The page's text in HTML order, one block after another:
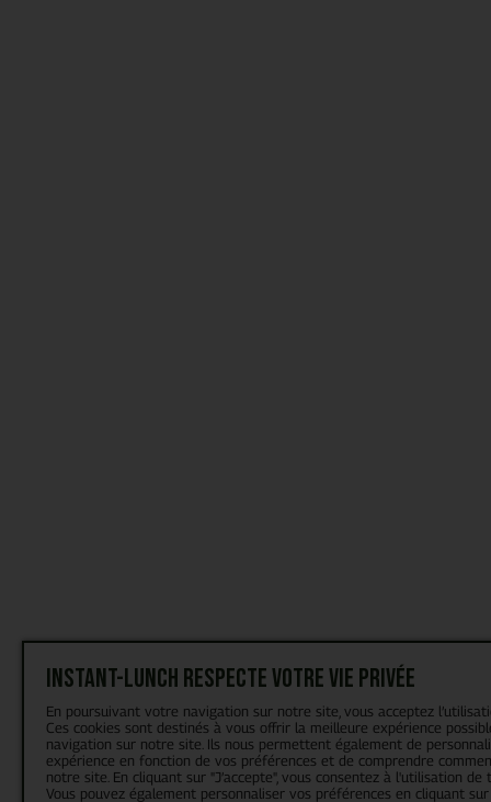
Instant-Lunch respecte votre vie privée
En poursuivant votre navigation sur notre site, vous acceptez
Ces cookies sont destinés à vous offrir la meilleure expérience
navigation sur notre site. Ils nous permettent également de
expérience en fonction de vos préférences et de comprendre
notre site. En cliquant sur "J’accepte", vous consentez à l'utilisation de
Vous pouvez également personnaliser vos préférences en cliquant